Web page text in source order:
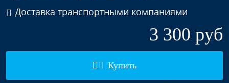
Доставка транспортными компаниями
3 300 руб
Купить